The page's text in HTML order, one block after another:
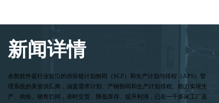
新闻详情
永凯软件是行业前沿的供应链计划协同（SCP）和生产计划与排程（APS）管
理系统的美资供应商，涵盖需求计划、产销协同和生产计划排程。助力实现生
产、供给、销售协同，准时交货、降低库存、提升利润，已在一千多家工厂及